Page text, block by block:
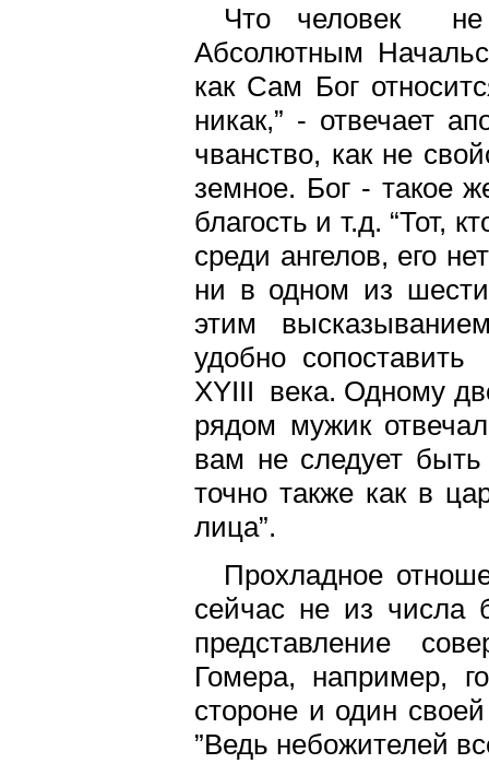
Что человек не
Абсолютным
как Сам Бог
никак,” - отвечает
чванство, как не
земное. Бог - такое
благость и т.д. “Тот,
среди ангелов, его
ни в одном из шести
этим
удобно
XYIII века. Одному
рядом мужик
вам не следует
точно также как в
лица”.
Прохладное
сейчас не из числа
представление
Гомера, например,
стороне и один
”Ведь небожителей